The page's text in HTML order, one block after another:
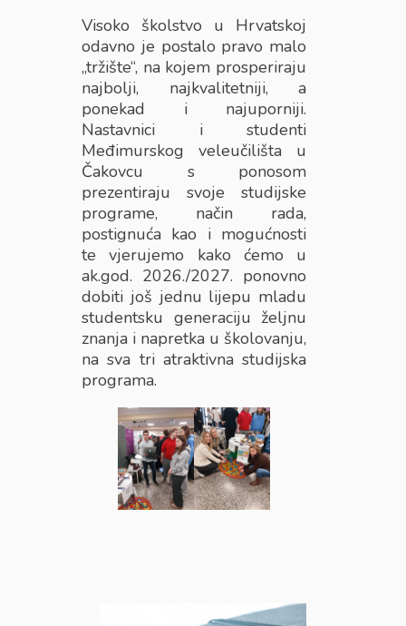
Visoko školstvo u Hrvatskoj
odavno je postalo pravo malo
„tržište“, na kojem prosperiraju
najbolji, najkvalitetniji, a
ponekad i najuporniji.
Nastavnici i studenti
Međimurskog veleučilišta u
Čakovcu s ponosom
prezentiraju svoje studijske
programe, način rada,
postignuća kao i mogućnosti
te vjerujemo kako ćemo u
ak.god. 2026./2027. ponovno
dobiti još jednu lijepu mladu
studentsku generaciju željnu
znanja i napretka u školovanju,
na sva tri atraktivna studijska
programa.